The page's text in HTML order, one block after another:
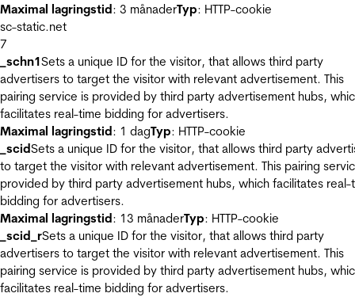
Maximal lagringstid: 3 månaderTyp: HTTP-cookie
sc-static.net
7
_schn1Sets a unique ID for the visitor, that allows third party
advertisers to target the visitor with relevant advertisement. This
pairing service is provided by third party advertisement hubs,
facilitates real-time bidding for advertisers.
Maximal lagringstid: 1 dagTyp: HTTP-cookie
_scidSets a unique ID for the visitor, that allows third party
to target the visitor with relevant advertisement. This pairing
provided by third party advertisement hubs, which facilitates real-
bidding for advertisers.
Maximal lagringstid: 13 månaderTyp: HTTP-cookie
_scid_rSets a unique ID for the visitor, that allows third party
advertisers to target the visitor with relevant advertisement. This
pairing service is provided by third party advertisement hubs,
facilitates real-time bidding for advertisers.